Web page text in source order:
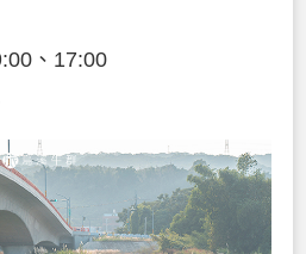
、17:00